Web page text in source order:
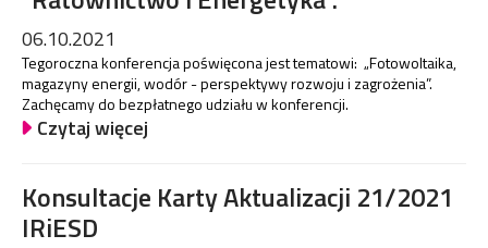
06.10.2021
Tegoroczna konferencja poświęcona jest tematowi: „Fotowoltaika,
magazyny energii, wodór - perspektywy rozwoju i zagrożenia”.
Zachęcamy do bezpłatnego udziału w konferencji.
Czytaj więcej
Konsultacje Karty Aktualizacji 21/2021
IRiESD